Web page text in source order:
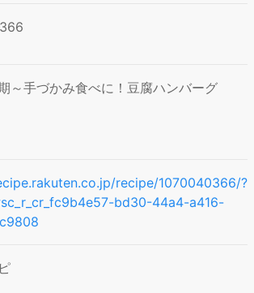
～手づかみ食べに！豆腐ハンバーグ
recipe/1070040366/?
bd30-44a4-a416-